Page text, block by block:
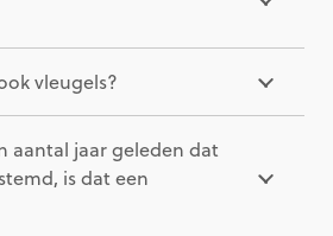
vleugels?
aantal jaar geleden dat
is dat een